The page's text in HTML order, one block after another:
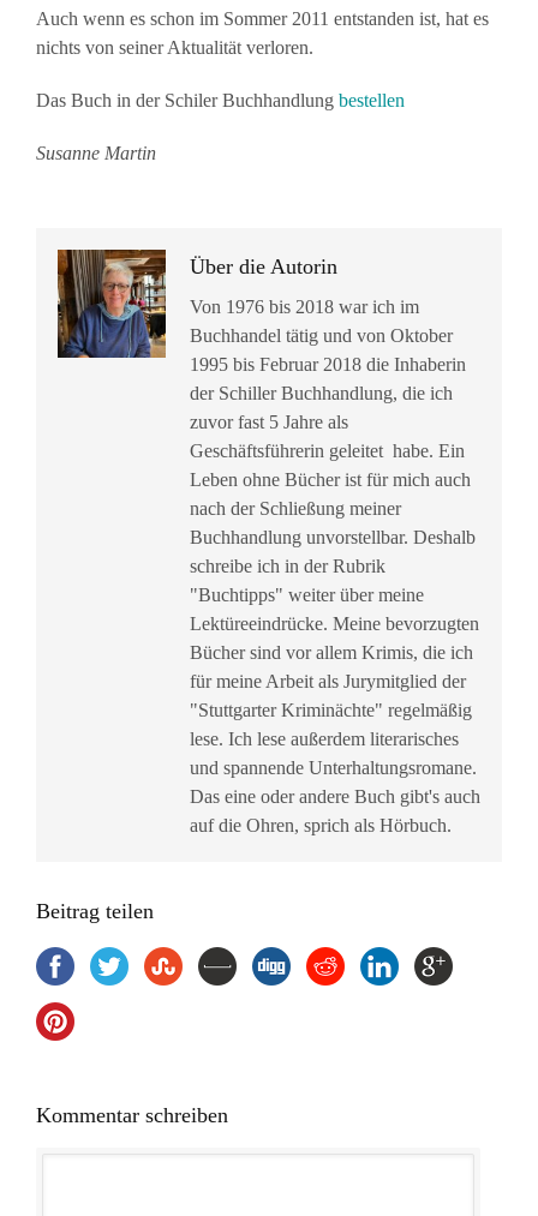
Auch wenn es schon im Sommer 2011 entstanden ist, hat es
nichts von seiner Aktualität verloren.
Das Buch in der Schiler Buchhandlung bestellen
Susanne Martin
Über die Autorin
Von 1976 bis 2018 war ich im
Buchhandel tätig und von Oktober
1995 bis Februar 2018 die Inhaberin
der Schiller Buchhandlung, die ich
zuvor fast 5 Jahre als
Geschäftsführerin geleitet habe. Ein
Leben ohne Bücher ist für mich auch
nach der Schließung meiner
Buchhandlung unvorstellbar. Deshalb
schreibe ich in der Rubrik
"Buchtipps" weiter über meine
Lektüreeindrücke. Meine bevorzugten
Bücher sind vor allem Krimis, die ich
für meine Arbeit als Jurymitglied der
"Stuttgarter Kriminächte" regelmäßig
lese. Ich lese außerdem literarisches
und spannende Unterhaltungsromane.
Das eine oder andere Buch gibt's auch
auf die Ohren, sprich als Hörbuch.
Beitrag teilen
Kommentar schreiben